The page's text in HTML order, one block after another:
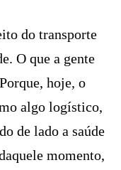
do transporte
O que a gente
hoje, o
algo logístico,
de lado a saúde
momento,